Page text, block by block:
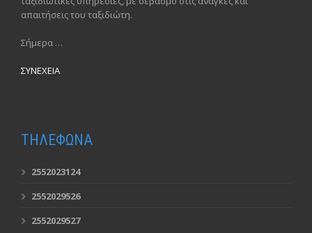
απαιτήσεις του ταξιδιώτη.
Σήμερα …
ΣΥΝΕΧΕΙΑ
ΤΗΛΕΦΩΝΑ
2552023124
2552029526
2552029527